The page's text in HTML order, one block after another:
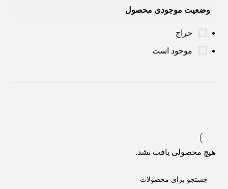
وضعیت موجودی محصول
حراج
موجود است
هیچ محصولی یافت نشد.